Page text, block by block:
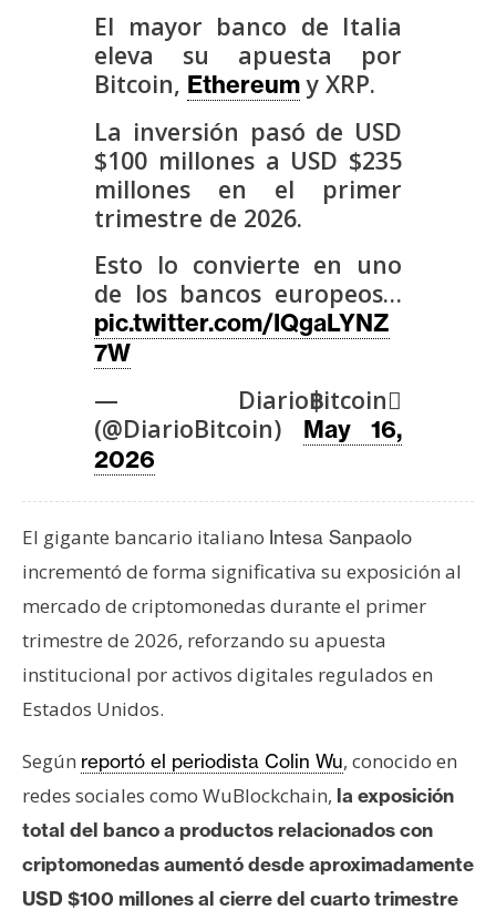
N
a
T
e
m
a
R
e
c
u
El mayor banco de Italia
eleva su apuesta por
Bitcoin, Ethereumy XRP.
La inversión pasó de USD
$100 millones a USD $235
millones en el primer
trimestre de 2026.
Esto lo convierte en uno
de los bancos europeos…
pic.twitter.com/IQgaLYNZ
7W
— Diario฿itcoin
(@DiarioBitcoin) May 16,
2026
El gigante bancario italiano Intesa Sanpaolo
incrementó de forma significativa su exposición al
mercado de criptomonedas durante el primer
trimestre de 2026, reforzando su apuesta
institucional por activos digitales regulados en
Estados Unidos.
Según reportó el periodista Colin Wu, conocido en
redes sociales como WuBlockchain, la exposición
total del banco a productos relacionados con
criptomonedas aumentó desde aproximadamente
USD $100 millones al cierre del cuarto trimestre